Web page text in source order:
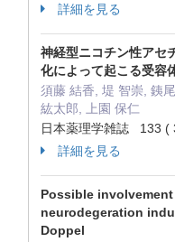
詳細を見る
神経型ニコチン性アセ
化によって起こる受容
須藤 結香, 堤 智崇, 銕
紘太郎, 上園 保仁
日本薬理学雑誌 133
詳細を見る
Possible
neurodegeration
Doppel